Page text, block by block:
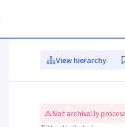
View hierarchy
Not archivally